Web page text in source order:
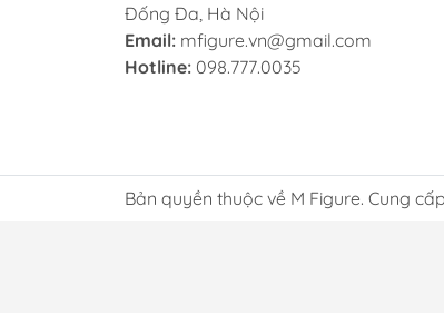
Đống Đa, Hà Nội
Email: mfigure.vn@gmail.com
Hotline: 098.777.0035
Bản quyền thuộc về M Figure. Cung